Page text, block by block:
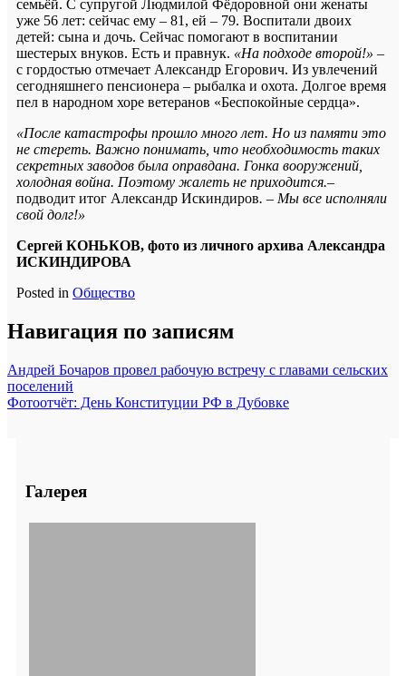
семьёй. С супругой Людмилой Фёдоровной они женаты
уже 56 лет: сейчас ему – 81, ей – 79. Воспитали двоих
детей: сына и дочь. Сейчас помогают в воспитании
шестерых внуков. Есть и правнук. «На подходе второй!» –
с гордостью отмечает Александр Егорович. Из увлечений
сегодняшнего пенсионера – рыбалка и охота. Долгое время
пел в народном хоре ветеранов «Беспокойные сердца».
«После катастрофы прошло много лет. Но из памяти это
не стереть. Важно понимать, что необходимость таких
секретных заводов была оправдана. Гонка вооружений,
холодная война. Поэтому жалеть не приходится.–
подводит итог Александр Искиндиров. – Мы все исполняли
свой долг!»
Сергей КОНЬКОВ, фото из личного архива Александра
ИСКИНДИРОВА
Posted in Общество
Навигация по записям
Андрей Бочаров провел рабочую встречу с главами сельских
поселений
Фотоотчёт: День Конституции РФ в Дубовке
Галерея